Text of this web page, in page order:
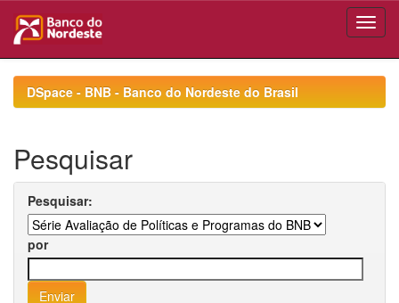
navigationDSpace - BNB - Banco do Nordeste do Brasil
Pesquisar
Pesquisar:
por